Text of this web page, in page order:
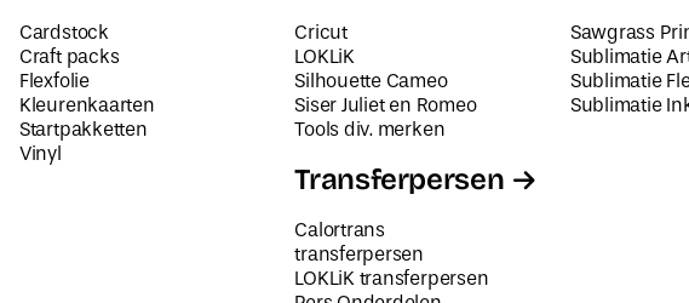
Cardstock
Craft packs
Flexfolie
Kleurenkaarten
Startpakketten
Vinyl
Cricut
LOKLiK
Silhouette Cameo
Siser Juliet en Romeo
Tools div. merken
Transferpersen
Calortrans
transferpersen
LOKLiK transferpersen
Sawgrass
Sublimatie
Sublimatie
Sublimatie